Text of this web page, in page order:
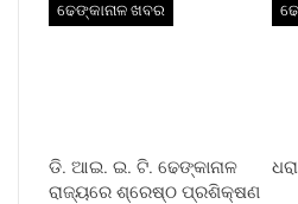
ଢେଙ୍କାନାଳ ଖବର
ଡି. ଆଇ. ଇ. ଟି. ଢେଙ୍କାନାଳ
ରାଜ୍ୟରେ ଶ୍ରେଷ୍ଠ ପ୍ରଶିକ୍ଷଣ